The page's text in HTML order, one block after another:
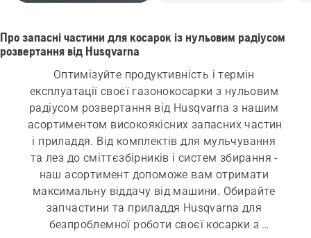
Про запасні частини для косарок із нульовим радіусом
розвертання від Husqvarna
Оптимізуйте продуктивність і термін
експлуатації своєї газонокосарки з нульовим
радіусом розвертання від Husqvarna з нашим
асортиментом високоякісних запасних частин
і приладдя. Від комплектів для мульчування
та лез до сміттєзбірників і систем збирання ‐
наш асортимент допоможе вам отримати
максимальну віддачу від машини. Обирайте
запчастини та приладдя Husqvarna для
безпроблемної роботи своєї косарки з